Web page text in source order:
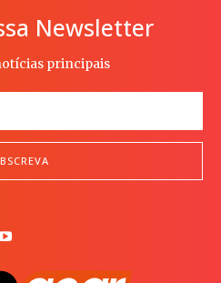
Newsletter
principais